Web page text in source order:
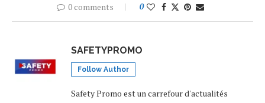
0 comments 0
SAFETYPROMO
Follow Author
Safety Promo est un carrefour d'actualités